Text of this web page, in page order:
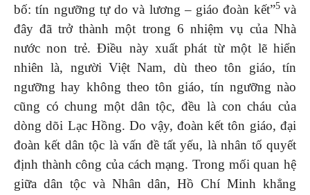
bố: tín ngưỡng tự do và lương – giáo đoàn kết”5và
đây đã trở thành một trong 6 nhiệm vụ của Nhà
nước non trẻ. Điều này xuất phát từ một lẽ hiển
nhiên là, người Việt Nam, dù theo tôn giáo, tín
ngưỡng hay không theo tôn giáo, tín ngưỡng nào
cũng có chung một dân tộc, đều là con cháu của
dòng dõi Lạc Hồng. Do vậy, đoàn kết tôn giáo, đại
đoàn kết dân tộc là vấn đề tất yếu, là nhân tố quyết
định thành công của cách mạng. Trong mối quan hệ
giữa dân tộc và Nhân dân, Hồ Chí Minh khẳng